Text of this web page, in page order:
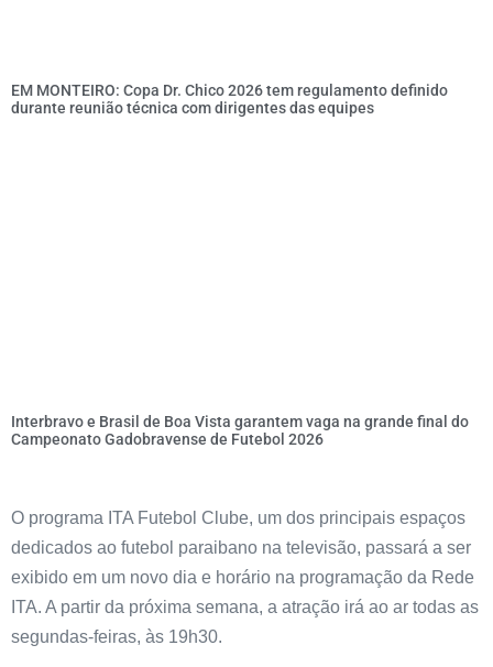
EM MONTEIRO: Copa Dr. Chico 2026 tem regulamento definido
durante reunião técnica com dirigentes das equipes
Interbravo e Brasil de Boa Vista garantem vaga na grande final do
Campeonato Gadobravense de Futebol 2026
O programa ITA Futebol Clube, um dos principais espaços
dedicados ao futebol paraibano na televisão, passará a ser
exibido em um novo dia e horário na programação da Rede
ITA. A partir da próxima semana, a atração irá ao ar todas as
segundas-feiras, às 19h30.